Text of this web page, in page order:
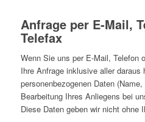
Anfrage per E-Mail,
Telefax
Wenn Sie uns per E-Mail, Telefon
Ihre Anfrage inklusive aller daraus
personenbezogenen Daten
Bearbeitung Ihres Anliegens bei
Diese Daten geben wir nicht ohne